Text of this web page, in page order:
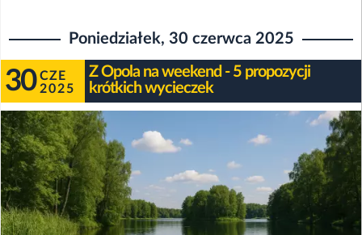
Poniedziałek, 30 czerwca 2025
30 CZE
2025
Z Opola na weekend - 5 propozycji
krótkich wycieczek